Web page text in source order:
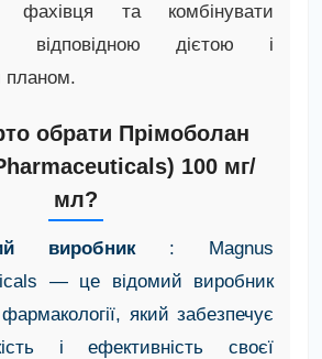
фахівця та комбінувати
відповідною дієтою і
планом.
обрати Прімоболан
100 мг/
мл?
виробник : Magnus
— це відомий виробник
який забезпечує
і ефективність своєї